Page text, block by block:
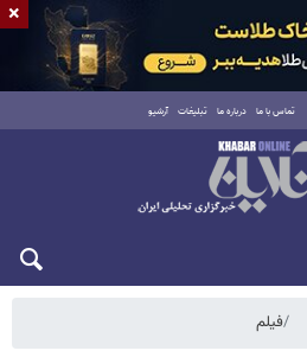
تماس با ما درباره ما تبلیغات آرشیو
فیلم
×